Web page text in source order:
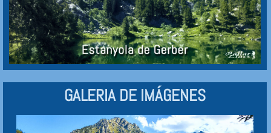
GALERIA DE IMÁGENES